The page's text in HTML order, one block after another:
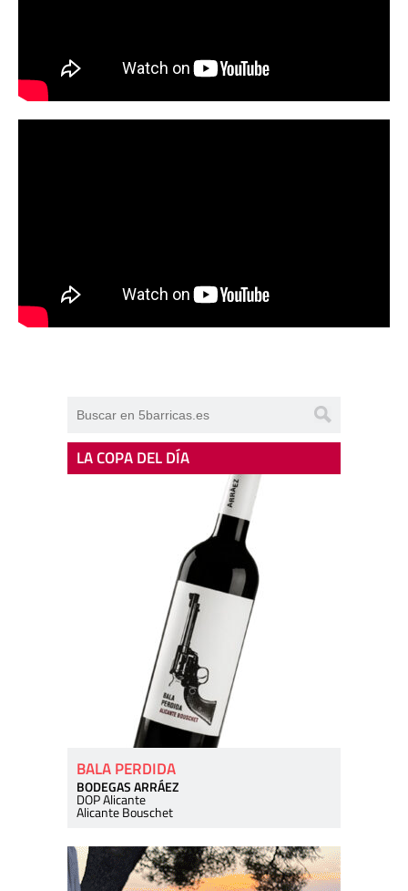
LA COPA DEL DÍA
BALA PERDIDA
BODEGAS ARRÁEZ
DOP Alicante
Alicante Bouschet